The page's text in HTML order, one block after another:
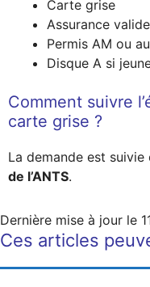
Carte grise
Assurance valide
Permis AM ou
Disque A si
Comment suivre
carte grise ?
La demande est suivie
de l’ANTS.
Dernière mise à jour le
Ces articles